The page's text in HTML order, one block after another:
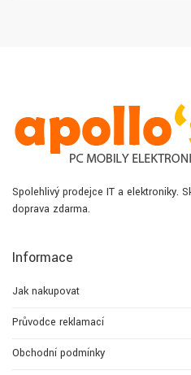
Spolehlivý prodejce IT a elektroniky.
doprava zdarma.
Informace
Jak nakupovat
Průvodce reklamací
Obchodní podmínky